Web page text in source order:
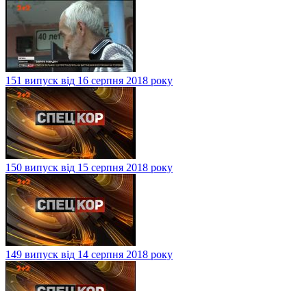
151 випуск від 16 серпня 2018 року
150 випуск від 15 серпня 2018 року
149 випуск від 14 серпня 2018 року